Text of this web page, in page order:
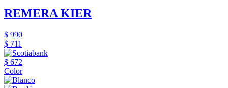
REMERA KIER
$ 990
$ 711
$ 672
Color